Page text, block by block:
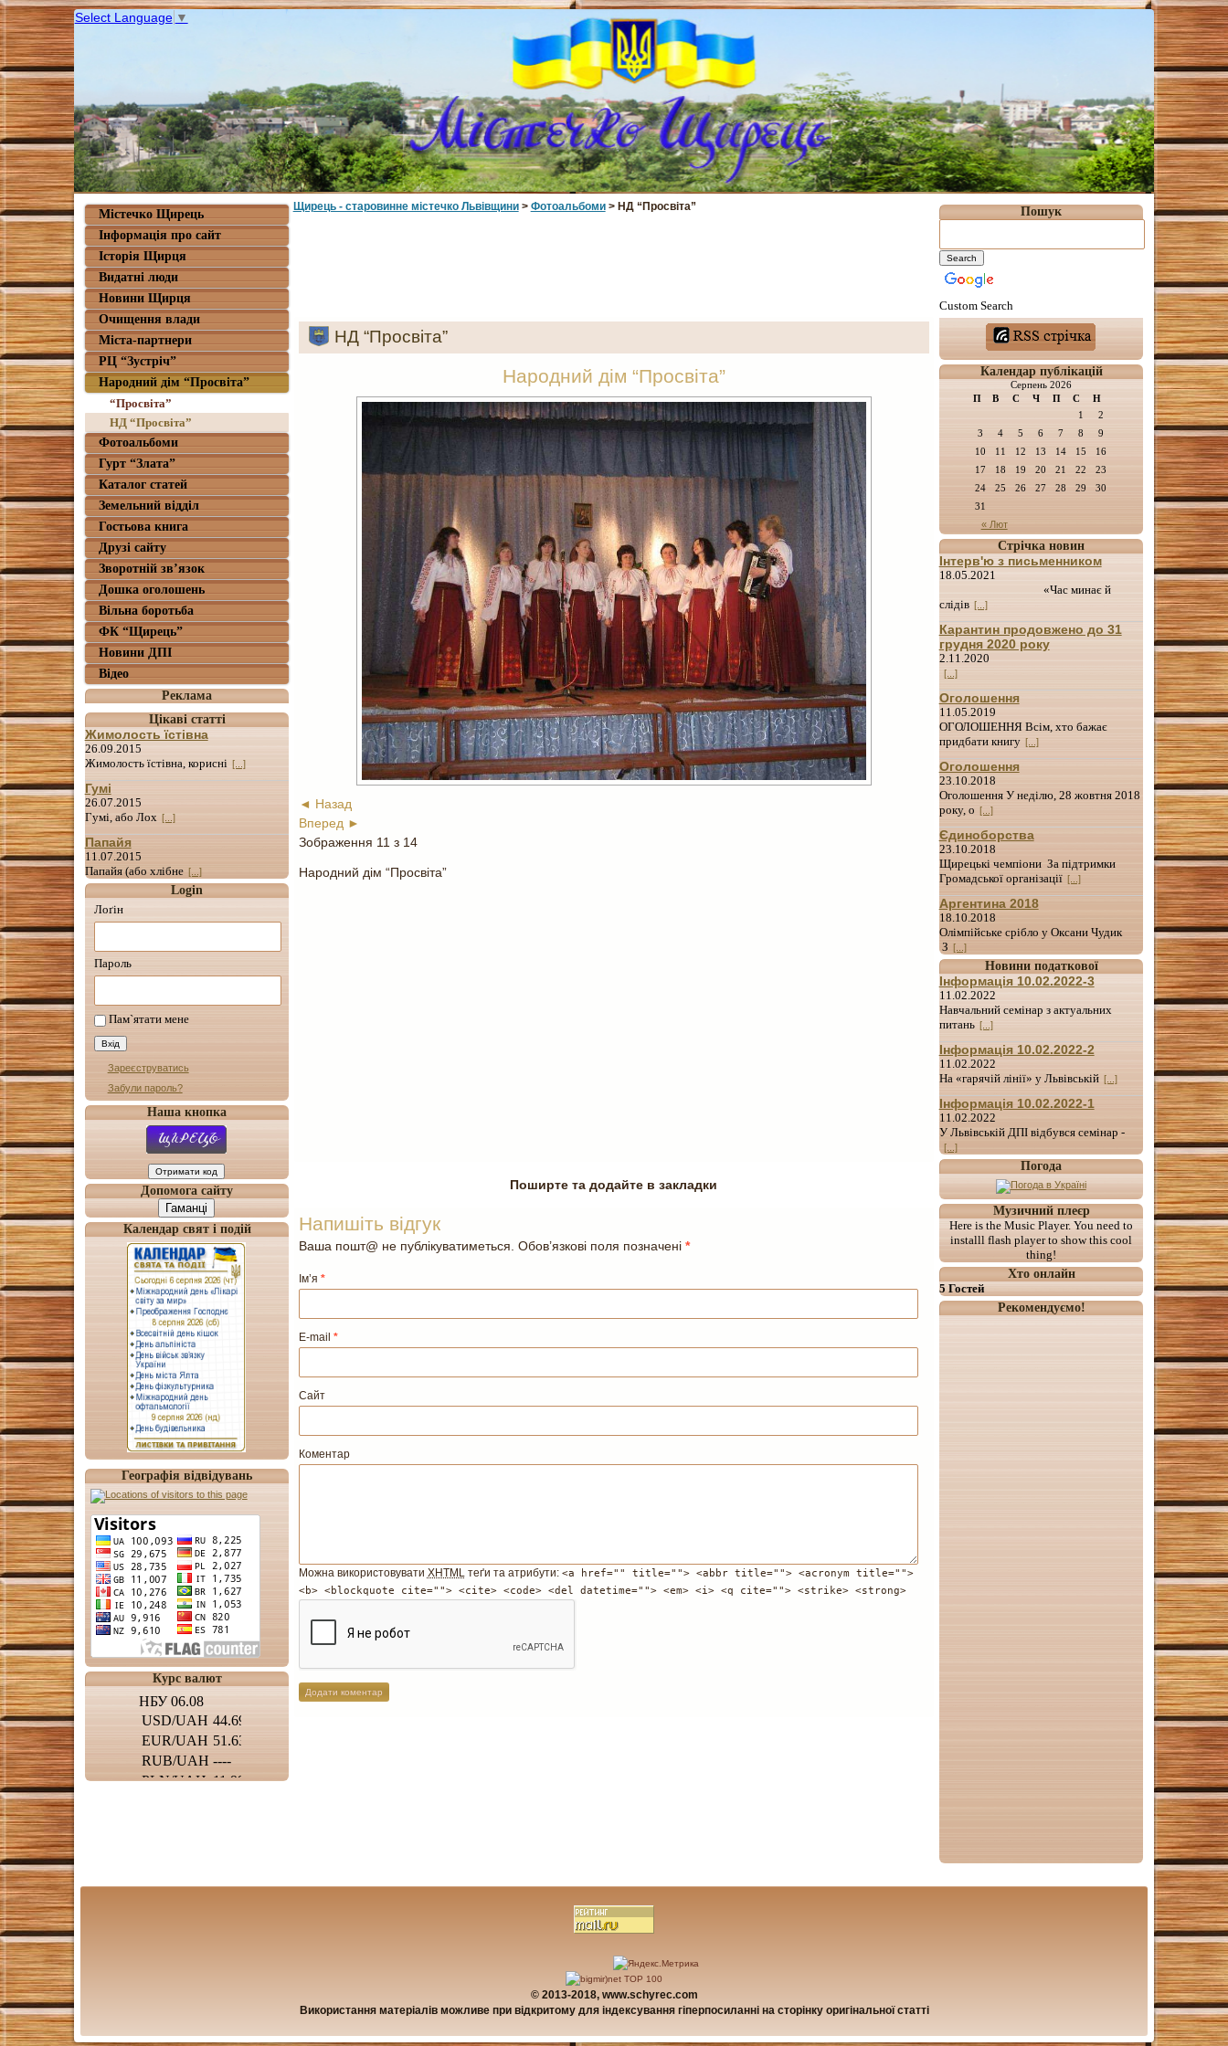
Select Language ▼
Містечко Щирець
Інформація про сайт
Історія Щирця
Видатні люди
Новини Щирця
Очищення влади
Міста-партнери
РЦ “Зустріч”
Народний дім “Просвіта”
“Просвіта”
НД “Просвіта”
Фотоальбоми
Гурт “Злата”
Каталог статей
Земельний відділ
Гостьова книга
Друзі сайту
Зворотній зв’язок
Дошка оголошень
Вільна боротьба
ФК “Щирець”
Новини ДПІ
Відео
Реклама
Цікаві статті
Жимолость їстівна
26.09.2015
Жимолость їстівна, корисні [...]
Гумі
26.07.2015
Гумі, або Лох [...]
Папайя
11.07.2015
Папайя (або хлібне [...]
Login
Лоґін
Пароль
Пам`ятати мене
Зареєструватись
Забули пароль?
Наша кнопка
Допомога сайту
Гаманці
Календар свят і подій
Географія відвідувань
Курс валют
Щирець - старовинне мiстечко Львiвщини> Фотоальбоми> НД “Просвіта”
НД “Просвіта”
Народний дім “Просвіта”
◄ Назад
Вперед ►
Зображення 11 з 14
Народний дім “Просвіта”
Поширте та додайте в закладки
Напишіть відгук
Ваша пошт@ не публікуватиметься. Обов’язкові поля позначені *
Ім’я *
E-mail *
Сайт
Коментар
Можна використовувати XHTMLтеґи та атрибути: <a href="" title=""> <abbr title=""> <acronym title="">
<b> <blockquote cite=""> <cite> <code> <del datetime=""> <em> <i> <q cite=""> <strike> <strong>
Пошук
Custom Search
Календар публікацій
Серпень 2026
П
В С Ч П С Н
« Лют
1
2
3
4 5 6 7 8
9
10
11 12 13 14 15
16
17
18 19 20 21 22
23
24
25 26 27 28 29
30
31
Стрічка новин
Інтерв'ю з письменником
18.05.2021
«Час минає й
слідів [...]
Карантин продовжено до 31
грудня 2020 року
2.11.2020
[...]
Оголошення
11.05.2019
ОГОЛОШЕННЯ Всім, хто бажає
придбати книгу [...]
Оголошення
23.10.2018
Оголошення У неділю, 28 жовтня 2018
року, о [...]
Єдиноборства
23.10.2018
Щирецькі чемпіони За підтримки
Громадської організації [...]
Аргентина 2018
18.10.2018
Олімпійське срібло у Оксани Чудик
З [...]
Новини податкової
Інформація 10.02.2022-3
11.02.2022
Навчальний семінар з актуальних
питань [...]
Інформація 10.02.2022-2
11.02.2022
На «гарячій лінії» у Львівській [...]
Інформація 10.02.2022-1
11.02.2022
У Львівській ДПІ відбувся семінар -
[...]
Погода
Музичний плеєр
Here is the Music Player. You need to
installl flash player to show this cool
thing!
Хто онлайн
5 Гостей
Рекомендуємо!
© 2013-2018, www.schyrec.com
Використання матеріалів можливе при відкритому для індексування гіперпосиланні на сторінку оригінальної статті